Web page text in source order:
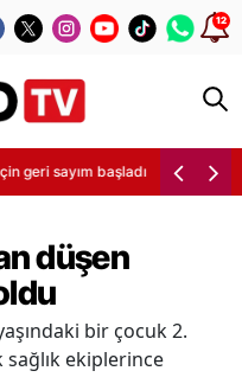
12
geri sayım başladı
düşen
bir çocuk 2.
ekiplerince